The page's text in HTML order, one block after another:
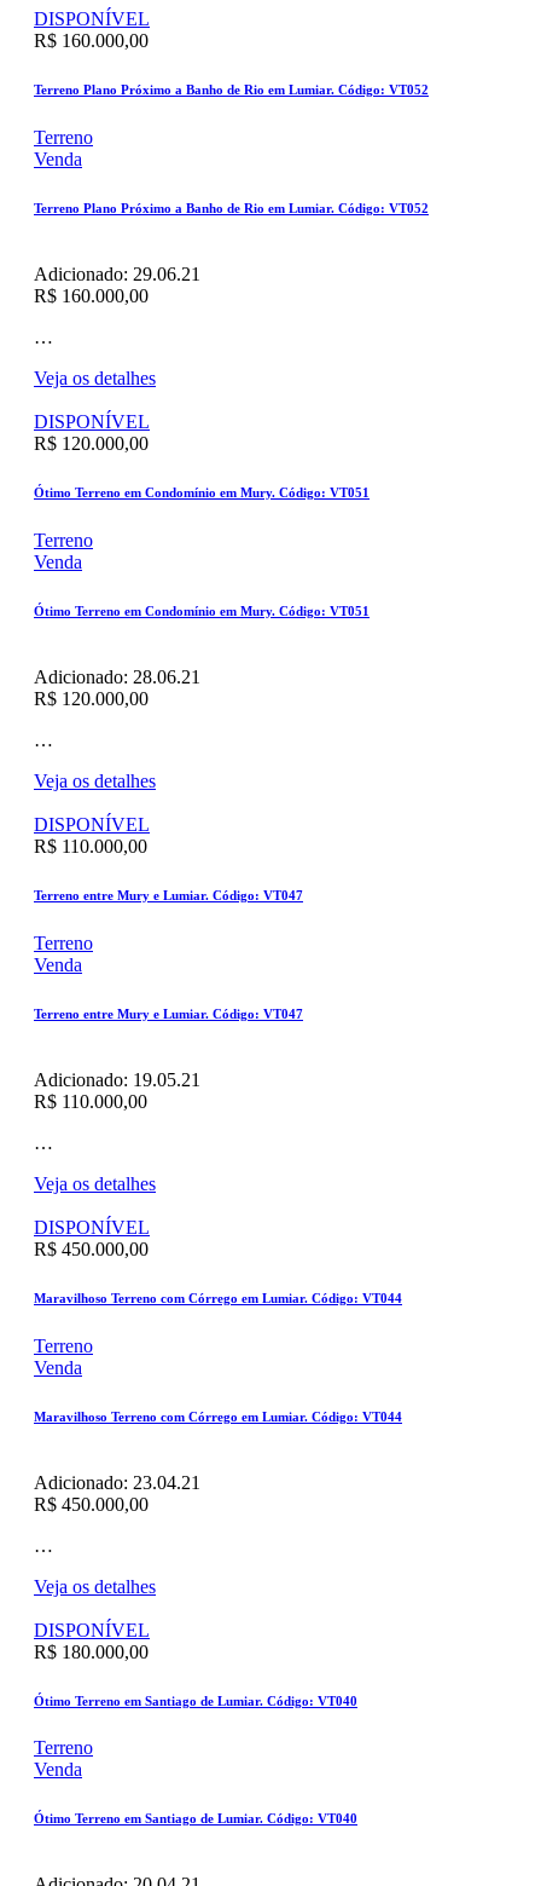
DISPONÍVEL
R$ 160.000,00
Terreno Plano Próximo a Banho de Rio em Lumiar. Código: VT052
Terreno
Venda
Terreno Plano Próximo a Banho de Rio em Lumiar. Código: VT052
Adicionado: 29.06.21
R$ 160.000,00
…
Veja os detalhes
DISPONÍVEL
R$ 120.000,00
Ótimo Terreno em Condomínio em Mury. Código: VT051
Terreno
Venda
Ótimo Terreno em Condomínio em Mury. Código: VT051
Adicionado: 28.06.21
R$ 120.000,00
…
Veja os detalhes
DISPONÍVEL
R$ 110.000,00
Terreno entre Mury e Lumiar. Código: VT047
Terreno
Venda
Terreno entre Mury e Lumiar. Código: VT047
Adicionado: 19.05.21
R$ 110.000,00
…
Veja os detalhes
DISPONÍVEL
R$ 450.000,00
Maravilhoso Terreno com Córrego em Lumiar. Código: VT044
Terreno
Venda
Maravilhoso Terreno com Córrego em Lumiar. Código: VT044
Adicionado: 23.04.21
R$ 450.000,00
…
Veja os detalhes
DISPONÍVEL
R$ 180.000,00
Ótimo Terreno em Santiago de Lumiar. Código: VT040
Terreno
Venda
Ótimo Terreno em Santiago de Lumiar. Código: VT040